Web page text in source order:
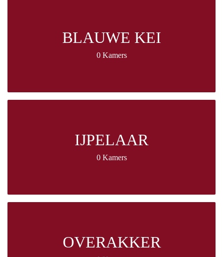
BLAUWE KEI
0 Kamers
IJPELAAR
0 Kamers
OVERAKKER